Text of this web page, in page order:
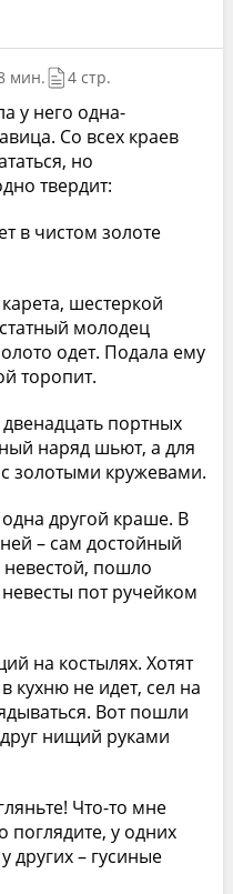
мин. 4 стр.
у него одна-
Со всех краев
но
твердит:
в чистом золоте
шестеркой
молодец
одет. Подала ему
торопит.
двенадцать портных
наряд шьют, а для
золотыми кружевами.
другой краше. В
– сам достойный
пошло
пот ручейком
на костылях. Хотят
кухню не идет, сел на
Вот пошли
нищий руками
Что-то мне
поглядите, у одних
других – гусиные